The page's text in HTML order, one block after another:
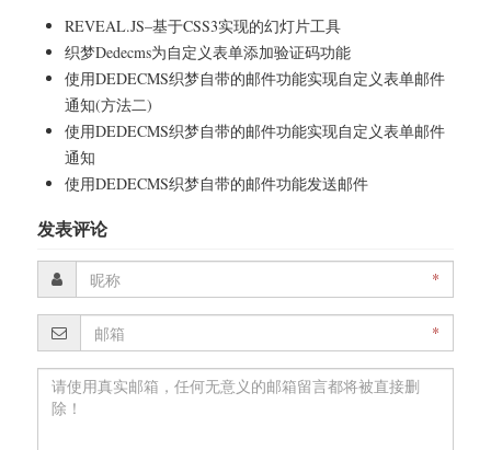
REVEAL.JS–基于CSS3实现的幻灯片工具
织梦Dedecms为自定义表单添加验证码功能
使用DEDECMS织梦自带的邮件功能实现自定义表单邮件
通知(方法二)
使用DEDECMS织梦自带的邮件功能实现自定义表单邮件
通知
使用DEDECMS织梦自带的邮件功能发送邮件
发表评论
*
*